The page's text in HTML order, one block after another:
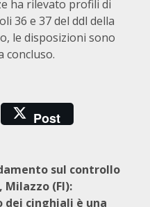
ha rilevato profili di
36 e 37 del ddl della
le disposizioni sono
concluso.
Post
sul controllo
(FI):
cinghiali è una